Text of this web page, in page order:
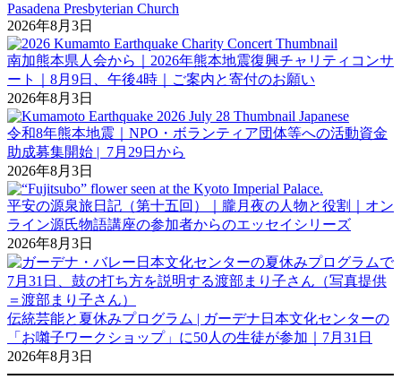
Pasadena Presbyterian Church
2026年8月3日
南加熊本県人会から｜2026年熊本地震復興チャリティコンサ
ート｜8月9日、午後4時｜ご案内と寄付のお願い
2026年8月3日
令和8年熊本地震｜NPO・ボランティア団体等への活動資金
助成募集開始 | 7月29日から
2026年8月3日
平安の源泉旅日記（第十五回）｜朧月夜の人物と役割｜オン
ライン源氏物語講座の参加者からのエッセイシリーズ
2026年8月3日
伝統芸能と夏休みプログラム | ガーデナ日本文化センターの
「お囃子ワークショップ」に50人の生徒が参加｜7月31日
2026年8月3日